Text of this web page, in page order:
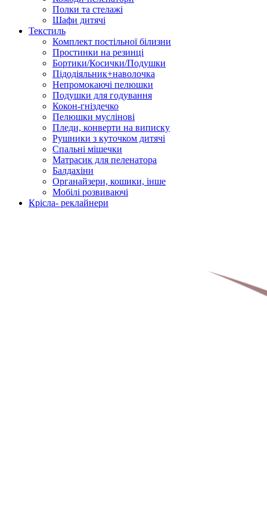
Полки та стелажі
Шафи дитячі
Текстиль
Комплект постільної білизни
Простинки на резинці
Бортики/Косички/Подушки
Підодіяльник+наволочка
Непромокаючі пелюшки
Подушки для годування
Кокон-гніздечко
Пелюшки муслінові
Пледи, конверти на виписку
Рушники з куточком дитячі
Спальні мішечки
Матрасик для пеленатора
Балдахіни
Органайзери, кошики, інше
Мобілі розвиваючі
Крісла- реклайнери